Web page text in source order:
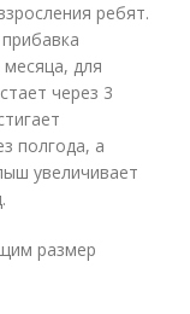
ребят.
для
через 3
полгода, а
увеличивает
размер